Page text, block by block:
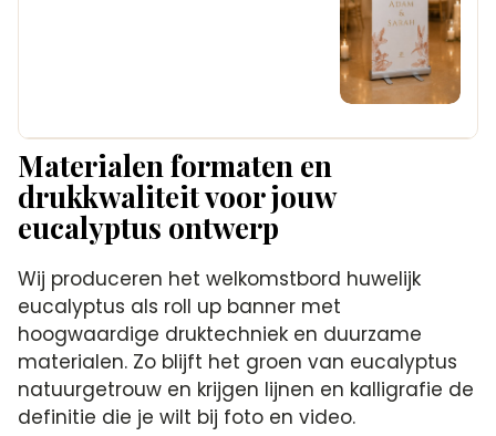
Materialen formaten en
drukkwaliteit voor jouw
eucalyptus ontwerp
Wij produceren het welkomstbord huwelijk
eucalyptus als roll up banner met
hoogwaardige druktechniek en duurzame
materialen. Zo blijft het groen van eucalyptus
natuurgetrouw en krijgen lijnen en kalligrafie de
definitie die je wilt bij foto en video.